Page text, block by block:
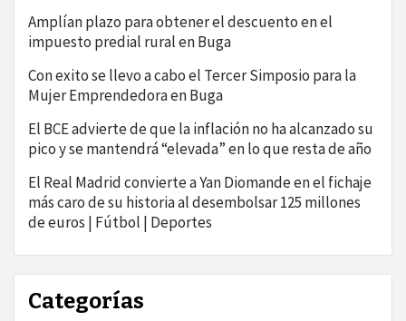
Amplían plazo para obtener el descuento en el
impuesto predial rural en Buga
Con exito se llevo a cabo el Tercer Simposio para la
Mujer Emprendedora en Buga
El BCE advierte de que la inflación no ha alcanzado su
pico y se mantendrá “elevada” en lo que resta de año
El Real Madrid convierte a Yan Diomande en el fichaje
más caro de su historia al desembolsar 125 millones
de euros | Fútbol | Deportes
Categorías